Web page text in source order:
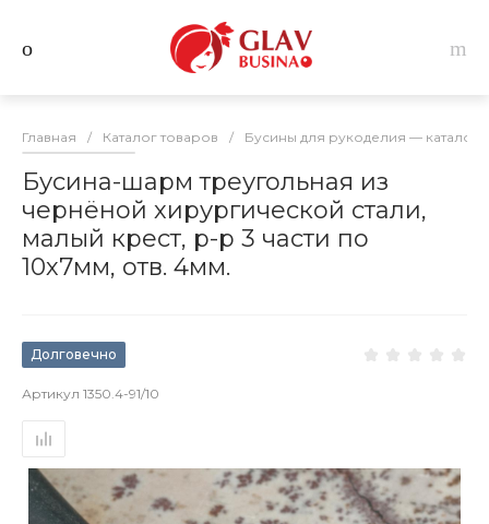
Главная / Каталог товаров / Бусины для рукоделия — каталог
Бусина-шарм треугольная из
чернёной хирургической стали,
малый крест, р-р 3 части по
10х7мм, отв. 4мм.
Долговечно
Артикул 1350.4-91/10